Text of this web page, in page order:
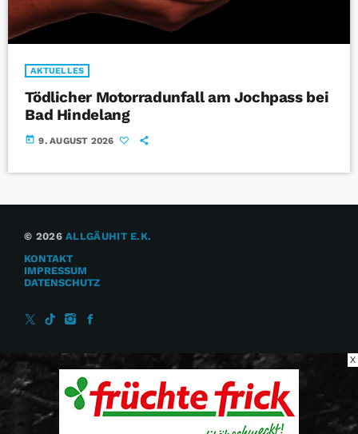
AKTUELLES
Tödlicher Motorradunfall am Jochpass bei
Bad Hindelang
today 9. AUGUST 2026
© 2026ALLGÄUHIT E.K.
KONTAKT
IMPRESSUM
DATENSCHUTZ
X